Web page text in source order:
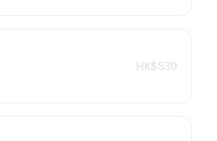
HK$539